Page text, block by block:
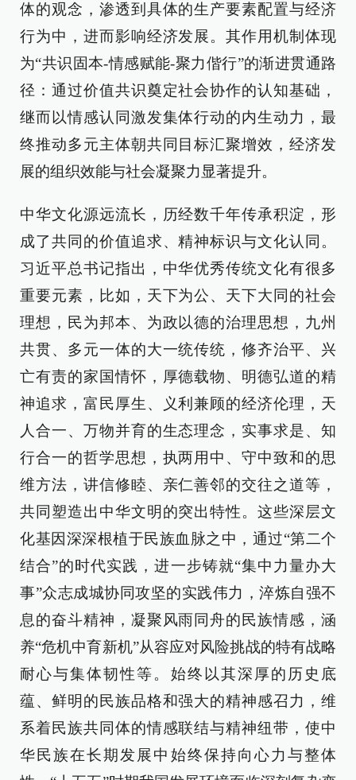
体的观念，渗透到具体的生产要素配置与经济
行为中，进而影响经济发展。其作用机制体现
为“共识固本-情感赋能-聚力偕行”的渐进贯通路
径：通过价值共识奠定社会协作的认知基础，
继而以情感认同激发集体行动的内生动力，最
终推动多元主体朝共同目标汇聚增效，经济发
展的组织效能与社会凝聚力显著提升。
中华文化源远流长，历经数千年传承积淀，形
成了共同的价值追求、精神标识与文化认同。
习近平总书记指出，中华优秀传统文化有很多
重要元素，比如，天下为公、天下大同的社会
理想，民为邦本、为政以德的治理思想，九州
共贯、多元一体的大一统传统，修齐治平、兴
亡有责的家国情怀，厚德载物、明德弘道的精
神追求，富民厚生、义利兼顾的经济伦理，天
人合一、万物并育的生态理念，实事求是、知
行合一的哲学思想，执两用中、守中致和的思
维方法，讲信修睦、亲仁善邻的交往之道等，
共同塑造出中华文明的突出特性。这些深层文
化基因深深根植于民族血脉之中，通过“第二个
结合”的时代实践，进一步铸就“集中力量办大
事”众志成城协同攻坚的实践伟力，淬炼自强不
息的奋斗精神，凝聚风雨同舟的民族情感，涵
养“危机中育新机”从容应对风险挑战的特有战略
耐心与集体韧性等。始终以其深厚的历史底
蕴、鲜明的民族品格和强大的精神感召力，维
系着民族共同体的情感联结与精神纽带，使中
华民族在长期发展中始终保持向心力与整体